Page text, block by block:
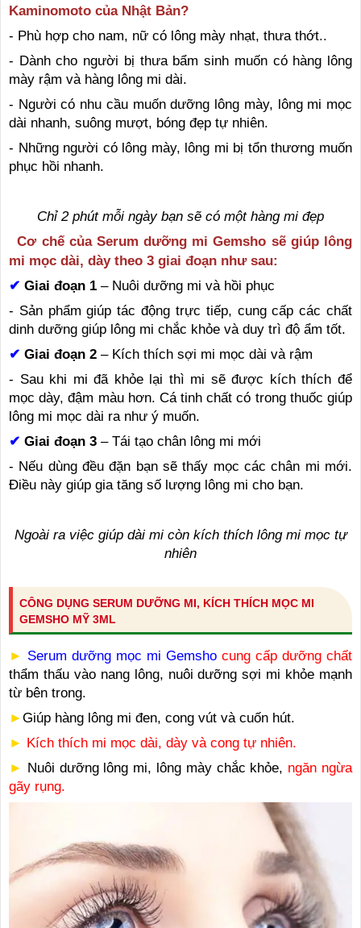
Kaminomoto của Nhật Bản?
- Phù hợp cho nam, nữ có lông mày nhạt, thưa thớt..
- Dành cho người bị thưa bẩm sinh muốn có hàng lông
mày rậm và hàng lông mi dài.
- Người có nhu cầu muốn dưỡng lông mày, lông mi mọc
dài nhanh, suông mượt, bóng đẹp tự nhiên.
- Những người có lông mày, lông mi bị tổn thương muốn
phục hồi nhanh.
Chỉ 2 phút mỗi ngày bạn sẽ có một hàng mi đẹp
Cơ chế của Serum dưỡng mi Gemsho sẽ giúp lông
mi mọc dài, dày theo 3 giai đoạn như sau:
✔ Giai đoạn 1 – Nuôi dưỡng mi và hồi phục
- Sản phẩm giúp tác động trực tiếp, cung cấp các chất
dinh dưỡng giúp lông mi chắc khỏe và duy trì độ ẩm tốt.
✔ Giai đoạn 2 – Kích thích sợi mi mọc dài và rậm
- Sau khi mi đã khỏe lại thì mi sẽ được kích thích để
mọc dày, đậm màu hơn. Cá tinh chất có trong thuốc giúp
lông mi mọc dài ra như ý muốn.
✔ Giai đoạn 3 – Tái tạo chân lông mi mới
- Nếu dùng đều đặn bạn sẽ thấy mọc các chân mi mới.
Điều này giúp gia tăng số lượng lông mi cho bạn.
Ngoài ra việc giúp dài mi còn kích thích lông mi mọc tự
nhiên
CÔNG DỤNG SERUM DƯỠNG MI, KÍCH THÍCH MỌC MI
GEMSHO MỸ 3ML
► Serum dưỡng mọc mi Gemsho cung cấp dưỡng chất
thẩm thấu vào nang lông, nuôi dưỡng sợi mi khỏe mạnh
từ bên trong.
► Giúp hàng lông mi đen, cong vút và cuốn hút.
►
Kích thích mi mọc dài, dày và cong tự nhiên.
►
Nuôi dưỡng lông mi, lông mày chắc khỏe, ngăn ngừa
gãy rụng.